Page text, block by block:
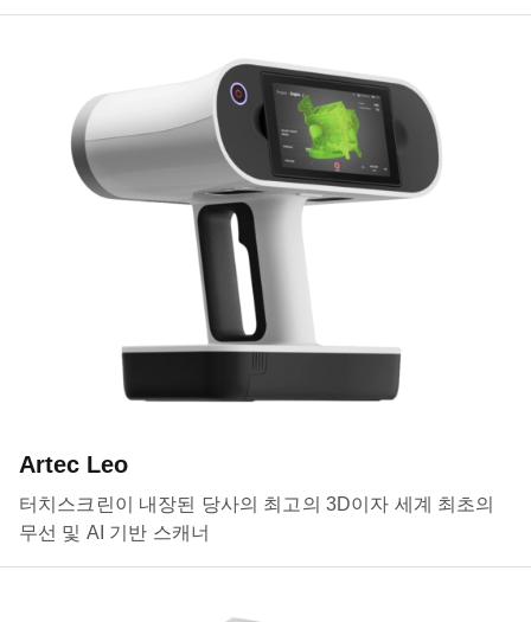
Artec Leo
터치스크린이 내장된 당사의 최고의 3D이자 세계 최초의
무선 및 AI 기반 스캐너